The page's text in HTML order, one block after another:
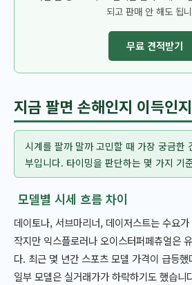
되고 판매 안 해도 됩
무료 견적받기
지금 팔면 손해인지 이득인
시계를 팔까 말까 고민할 때 가장 궁금한
부입니다. 타이밍을 판단하는 몇 가지 기
모델별 시세 흐름 차이
데이토나, 서브마리너, 데이저스트는 수요
작지만 익스플로러나 오이스터퍼페츄얼은
다. 최근 몇 년간 스포츠 모델 가격이 급등
일부 모델은 실거래가가 하락하기도 했습니